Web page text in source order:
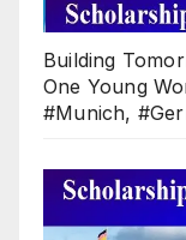
Building
One Young
#Munich,